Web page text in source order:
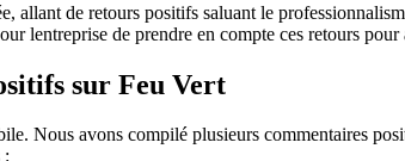
allant de retours positifs saluant le
lentreprise de prendre en compte ces retours
sur Feu Vert
Nous avons compilé plusieurs commentaires
: